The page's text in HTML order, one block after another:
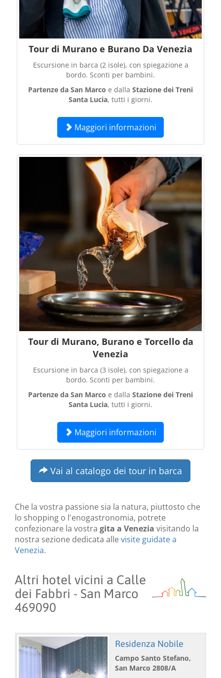
Tour di Murano e Burano Da Venezia
Escursione in barca (2 isole), con spiegazione a
bordo. Sconti per bambini.
Partenze da San Marco e dalla Stazione dei Treni
Santa Lucia, tutti i giorni.
Maggiori informazioni
Tour di Murano, Burano e Torcello da
Venezia
Escursione in barca (3 isole), con spiegazione a
bordo. Sconti per bambini.
Partenze da San Marco e dalla Stazione dei Treni
Santa Lucia, tutti i giorni.
Maggiori informazioni
Vai al catalogo dei tour in barca
Che la vostra passione sia la natura, piuttosto che
lo shopping o l'enogastronomia, potrete
confezionare la vostra gita a Venezia visitando la
nostra sezione dedicata allevisite guidate a
Venezia.
Altri hotel vicini a Calle
dei Fabbri - San Marco
469090
Residenza Nobile
Campo Santo Stefano,
San Marco 2808/A